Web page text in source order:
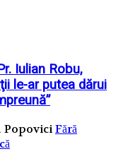
Iulian Robu,
le-ar putea dărui
PopoviciFără